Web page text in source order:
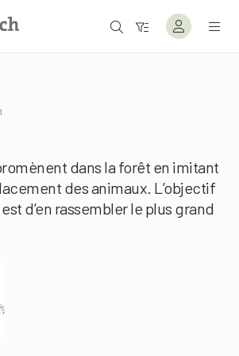
dans la forêt en imitant
des animaux. L’objectif
d’en rassembler le plus grand